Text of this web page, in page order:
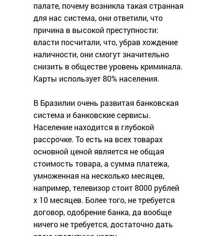
палате, почему возникла такая странная
для нас система, они ответили, что
причина в высокой преступности:
власти посчитали, что, убрав хождение
наличности, они смогут значительно
снизить в обществе уровень криминала.
Карты использует 80% населения.
В Бразилии очень развитая банковская
система и банковские сервисы.
Население находится в глубокой
рассрочке. То есть на всех товарах
основной ценой является не общая
стоимость товара, а сумма платежа,
умноженная на несколько месяцев,
например, телевизор стоит 8000 рублей
x 10 месяцев. Более того, не требуется
договор, одобрение банка, да вообще
ничего не требуется, достаточно дать